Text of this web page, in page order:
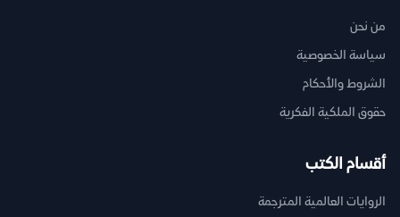
من نحن
سياسة الخصوصية
الشروط والأحكام
حقوق الملكية الفكرية
أقسام الكتب
الروايات العالمية المترجمة